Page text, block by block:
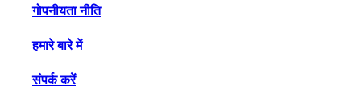
गोपनीयता नीति
हमारे बारे में
संपर्क करें